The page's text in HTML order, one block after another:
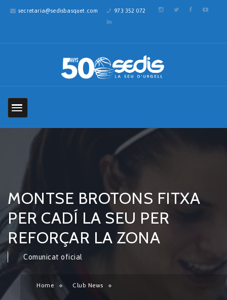
secretaria@sedisbasquet.com 973 352 072
MONTSE BROTONS FITXA
PER CADÍ LA SEU PER
REFORÇAR LA ZONA
Comunicat oficial
Home Club News